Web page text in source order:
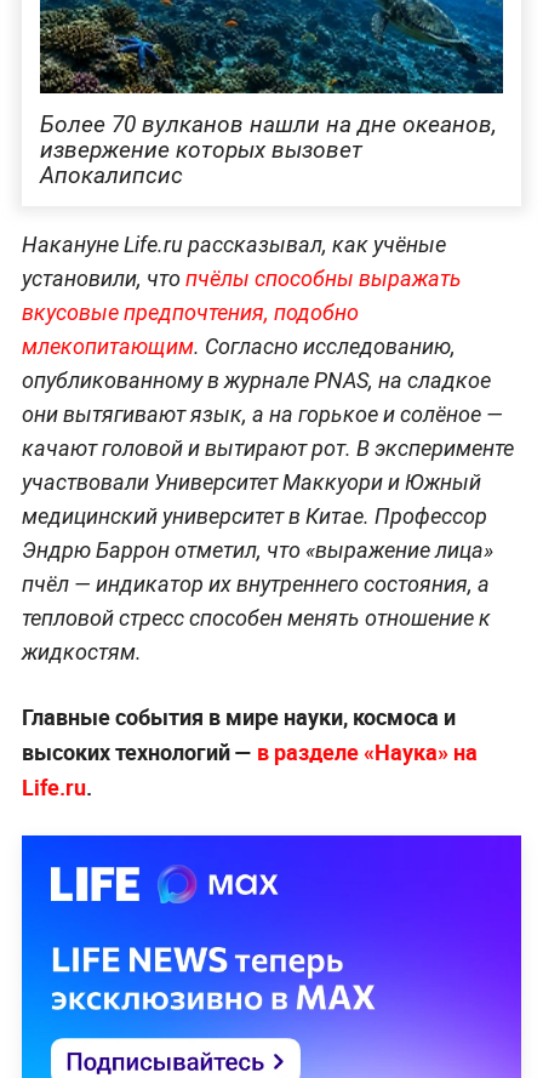
Более 70 вулканов нашли на дне океанов,
извержение которых вызовет
Апокалипсис
Накануне Life.ru рассказывал, как учёные
установили, чтопчёлы способны выражать
вкусовые предпочтения, подобно
млекопитающим. Согласно исследованию,
опубликованному в журнале PNAS, на сладкое
они вытягивают язык, а на горькое и солёное —
качают головой и вытирают рот. В эксперименте
участвовали Университет Маккуори и Южный
медицинский университет в Китае. Профессор
Эндрю Баррон отметил, что «выражение лица»
пчёл — индикатор их внутреннего состояния, а
тепловой стресс способен менять отношение к
жидкостям.
Главные события в мире науки, космоса и
высоких технологий — в разделе «Наука» на
Life.ru.